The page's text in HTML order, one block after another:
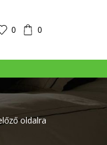
0 0
oldalra